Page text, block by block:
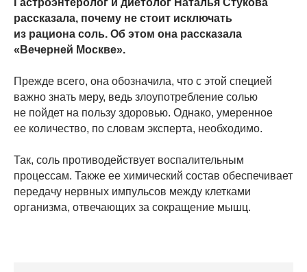
Гастроэнтеролог и диетолог Наталья Стукова
рассказала, почему не стоит исключать
из рациона соль. Об этом она рассказала
«Вечерней Москве».
Прежде всего, она обозначила, что с этой специей
важно знать меру, ведь злоупотребление солью
не пойдет на пользу здоровью. Однако, умеренное
ее количество, по словам эксперта, необходимо.
Так, соль противодействует воспалительным
процессам. Также ее химический состав обеспечивает
передачу нервных импульсов между клетками
организма, отвечающих за сокращение мышц.